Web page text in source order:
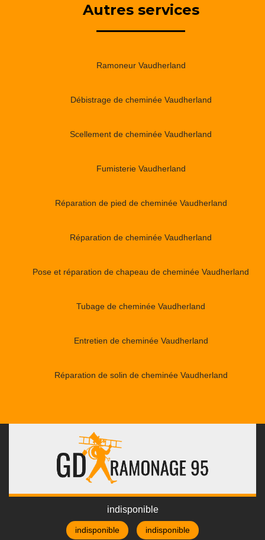
Autres services
Ramoneur Vaudherland
Débistrage de cheminée Vaudherland
Scellement de cheminée Vaudherland
Fumisterie Vaudherland
Réparation de pied de cheminée Vaudherland
Réparation de cheminée Vaudherland
Pose et réparation de chapeau de cheminée Vaudherland
Tubage de cheminée Vaudherland
Entretien de cheminée Vaudherland
Réparation de solin de cheminée Vaudherland
indisponible
indisponible indisponible